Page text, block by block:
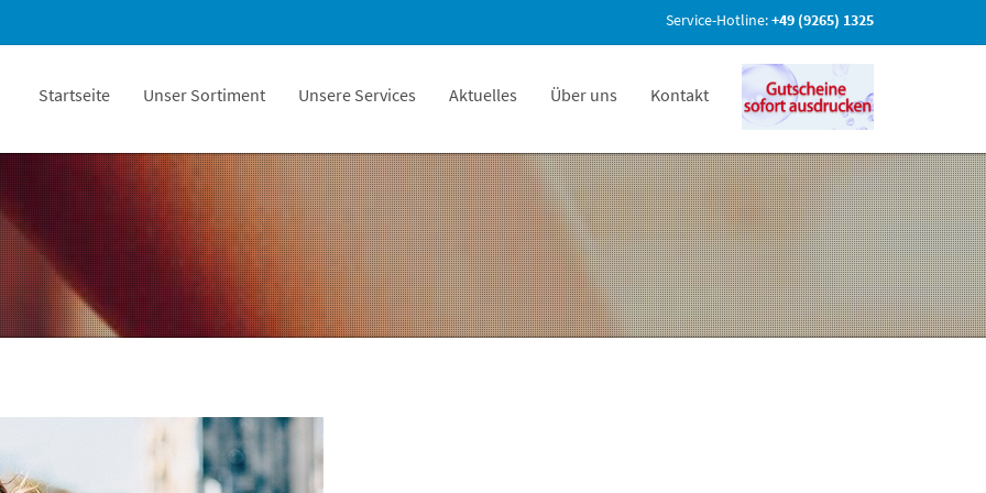
Service-Hotline:+49 (9265) 1325
Startseite Unser Sortiment Unsere Services Aktuelles Über uns Kontakt